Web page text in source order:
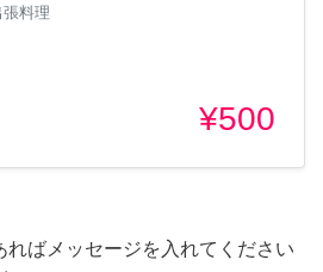
料理
¥500
ればメッセージを入れてください